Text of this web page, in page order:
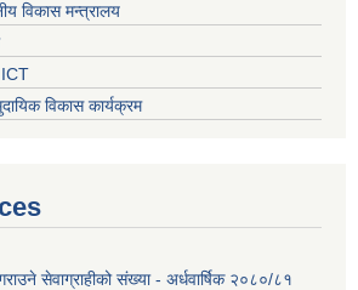
विकास मन्त्रालय
ICT
विकास कार्यक्रम
सेवाग्राहीको संख्या - अर्धवार्षिक २०८०/८१